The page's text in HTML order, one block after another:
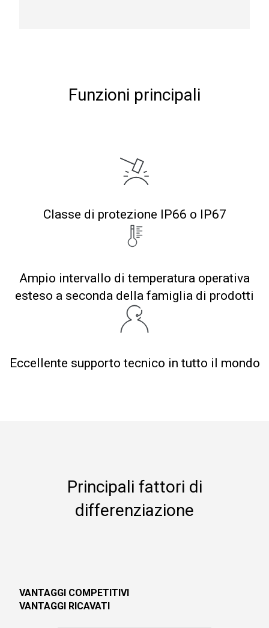
Funzioni principali
Classe di protezione IP66 o IP67
Ampio intervallo di temperatura operativa
esteso a seconda della famiglia di prodotti
Eccellente supporto tecnico in tutto il mondo
Principali fattori di
differenziazione
VANTAGGI COMPETITIVI
VANTAGGI RICAVATI